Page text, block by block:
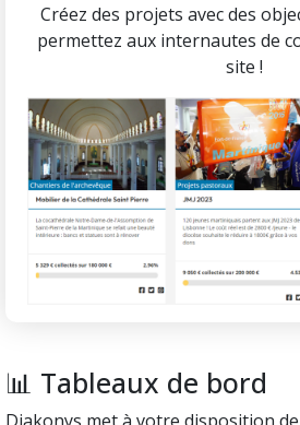
Créez des projets avec des
permettez aux internautes de
site !
📊 Tableaux de bord